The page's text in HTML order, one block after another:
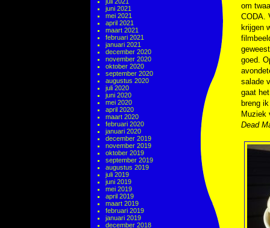
juni 2021
mei 2021
april 2021
maart 2021
februari 2021
januari 2021
december 2020
november 2020
oktober 2020
september 2020
augustus 2020
juli 2020
juni 2020
mei 2020
april 2020
maart 2020
februari 2020
januari 2020
december 2019
november 2019
oktober 2019
september 2019
augustus 2019
juli 2019
juni 2019
mei 2019
april 2019
maart 2019
februari 2019
januari 2019
december 2018
om
CODA.
krijgen
goed.
salade
gaat
breng
Muziek
Dead